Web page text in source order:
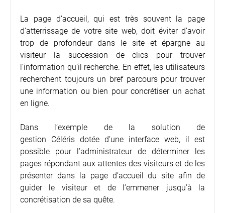
La page d’accueil, qui est très souvent la page
d’atterrissage de votre site web, doit éviter d’avoir
trop de profondeur dans le site et épargne au
visiteur la succession de clics pour trouver
l’information qu’il recherche. En effet, les utilisateurs
recherchent toujours un bref parcours pour trouver
une information ou bien pour concrétiser un achat
en ligne.
Dans l’exemple de la solution de
gestion Céléris dotée d’une interface web, il est
possible pour l’administrateur de déterminer les
pages répondant aux attentes des visiteurs et de les
présenter dans la page d’accueil du site afin de
guider le visiteur et de l’emmener jusqu’à la
concrétisation de sa quête.